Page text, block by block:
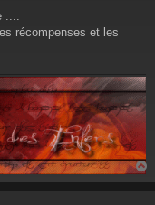
récompenses et les
a